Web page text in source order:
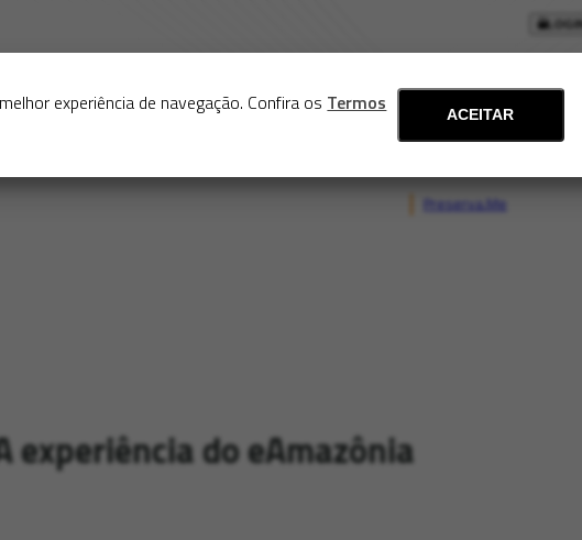
experiência de navegação. Confira os Termos
ACEITAR
LOGIN
Preserva.Me
experiência do eAmazônia